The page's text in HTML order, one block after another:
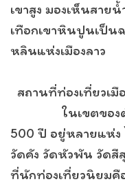
เขาสูง มองเห็นสาย
เทือกเขาหินปูนเป็นฉ
หลินแห่งเมืองลาว
สถานที่ท่องเที่ยวเมือ
ในเขตของตัวเ
500 ปี อยู่หลายแห่ง
วัดคัง วัดหัวพัน วัด
ที่นักท่องเที่ยวนิยมคื